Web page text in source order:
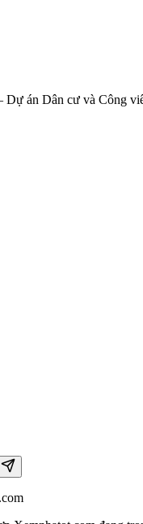
Dự án Dân cư và Công